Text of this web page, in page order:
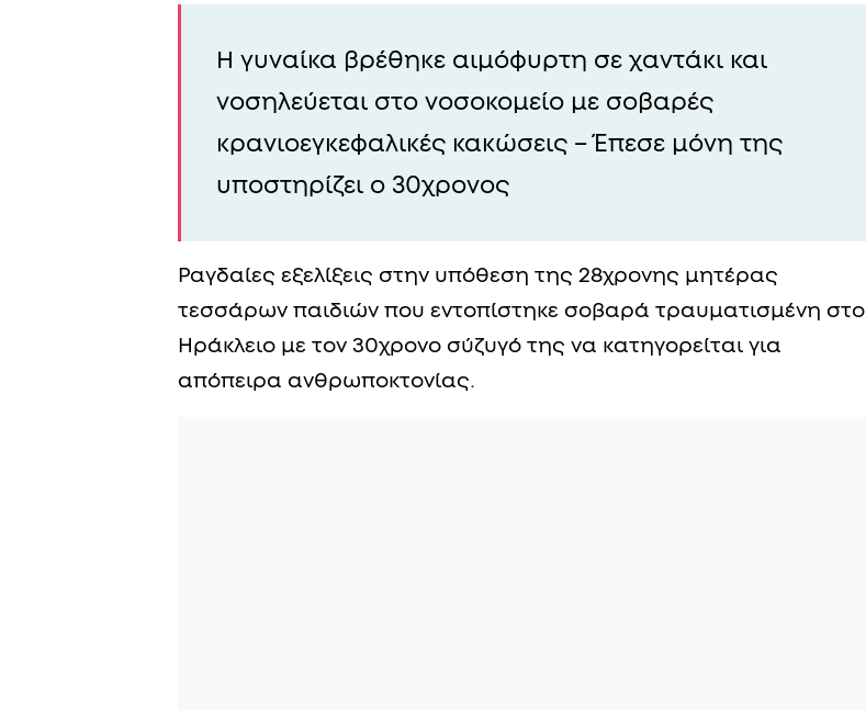
Η γυναίκα βρέθηκε αιμόφυρτη σε χαντάκι και
νοσηλεύεται στο νοσοκομείο με σοβαρές
κρανιοεγκεφαλικές κακώσεις – Έπεσε μόνη της
υποστηρίζει ο 30χρονος
Ραγδαίες εξελίξεις στην υπόθεση της 28χρονης μητέρας
τεσσάρων παιδιών που εντοπίστηκε σοβαρά τραυματισμένη στο
Ηράκλειο με τον 30χρονο σύζυγό της να κατηγορείται για
απόπειρα ανθρωποκτονίας.